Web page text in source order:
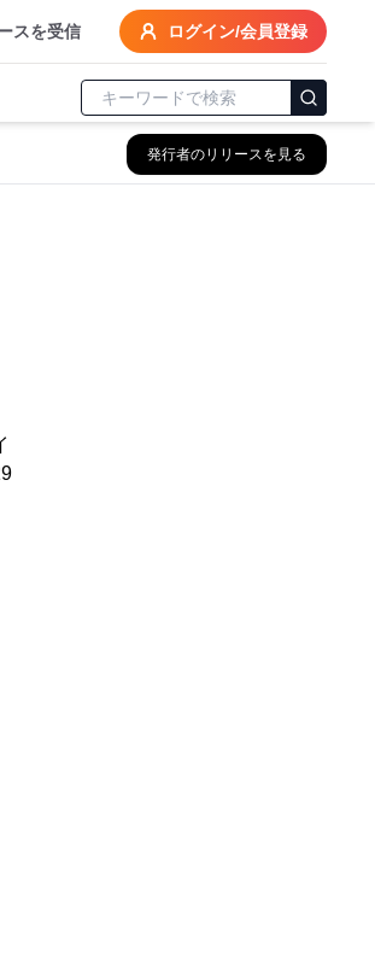
スを受信 ログイン/会員登録
発行者のリリースを見る